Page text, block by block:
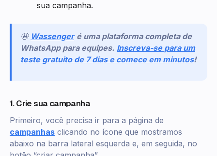
sua campanha.
🤩 Wassenger é uma plataforma completa de
WhatsApp para equipes. Inscreva-se para um
teste gratuito de 7 dias e comece em minutos!
1. Crie sua campanha
Primeiro, você precisa ir para a página de
campanhas clicando no ícone que mostramos
abaixo na barra lateral esquerda e, em seguida, no